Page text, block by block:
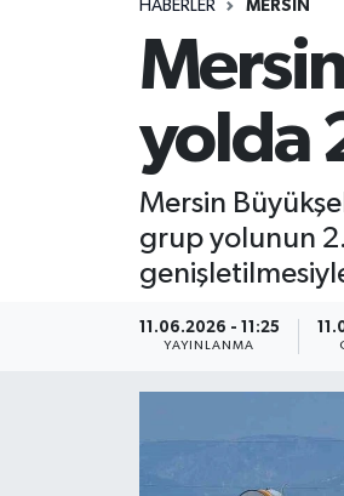
HABERLER MERSIN
yolda
Mersin
grup yolunun
11.06.2026 - 11:25
YAYINLANMA